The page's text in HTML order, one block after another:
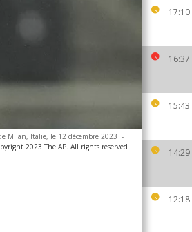
17:10
16:37
15:43
14:29
12:18
Milan, Italie, le 12 décembre 2023 -
2023 The AP. All rights reserved